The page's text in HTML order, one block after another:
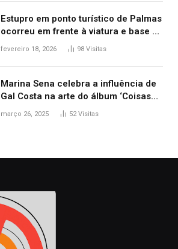
Estupro em ponto turístico de Palmas
ocorreu em frente à viatura e base de
segurança; polícia investiga
fevereiro 18, 2026 98 Visitas
Marina Sena celebra a influência de
Gal Costa na arte do álbum ‘Coisas
naturais’
março 26, 2025 52Visitas